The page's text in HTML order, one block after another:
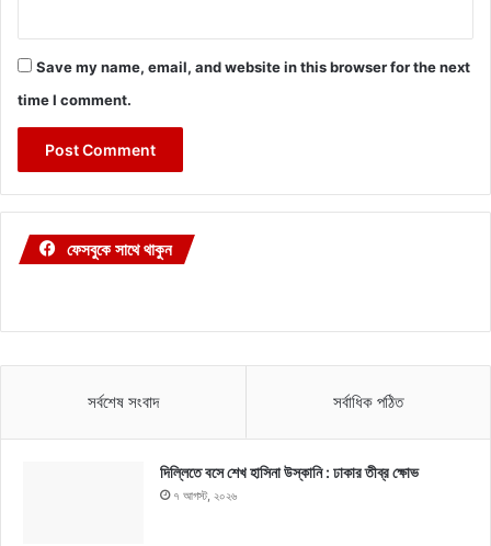
Save my name, email, and website in this browser for the next
time I comment.
ফেসবুকে সাথে থাকুন
সর্বশেষ সংবাদ সর্বাধিক পঠিত
দিল্লিতে বসে শেখ হাসিনা উস্কানি : ঢাকার তীব্র ক্ষোভ
৭ আগস্ট, ২০২৬